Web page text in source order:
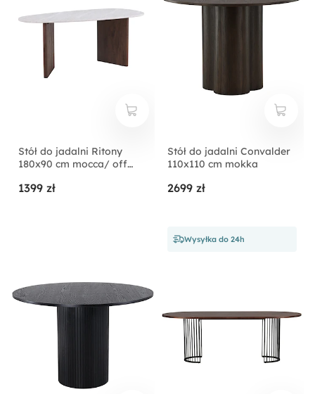
Stół do jadalni Ritony
180x90 cm mocca/ off
1399 zł
Stół do jadalni Convalder
110x110 cm mokka
2699 zł
Wysyłka do 24h